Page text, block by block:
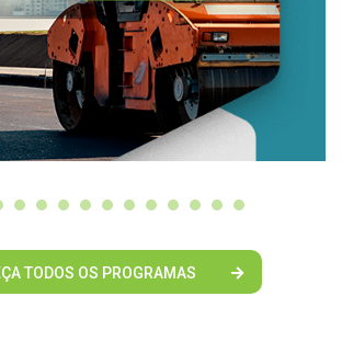
TODOS OS PROGRAMAS